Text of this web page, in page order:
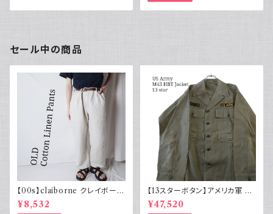
セール中の商品
【00s】claiborne クレイボーン
リネンコットンパンツ ツータック
¥8,532
【13スターボタン】アメリカ軍 M
43 HBT ジャケット パッチ 軍物
実物
¥47,520